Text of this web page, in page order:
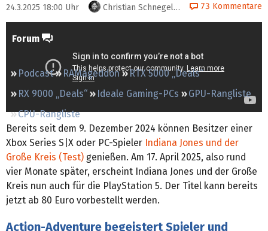
Preisvergleich
Forum
Podcast RAMageddon
RTX 5000 „Deals“
RX 9000 „Deals“
Ideale Gaming-PCs
GPU-Rangliste
CPU-Rangliste
24.3.2025 18:00 Uhr Christian Schnegelberger 73 Kommentare
Bereits seit dem 9. Dezember 2024 können Besitzer einer
Xbox Series S|X oder PC-Spieler Indiana Jones und der
Große Kreis (Test) genießen. Am 17. April 2025, also rund
vier Monate später, erscheint Indiana Jones und der Große
Kreis nun auch für die PlayStation 5. Der Titel kann bereits
jetzt ab 80 Euro vorbestellt werden.
Action-Adventure begeistert Spieler und